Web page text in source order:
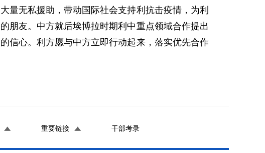
无私援助，带动国际社会支持利抗击疫情，为利
朋友。中方就后埃博拉时期利中重点领域合作提出
信心。利方愿与中方立即行动起来，落实优先合作
重要链接 干部考录